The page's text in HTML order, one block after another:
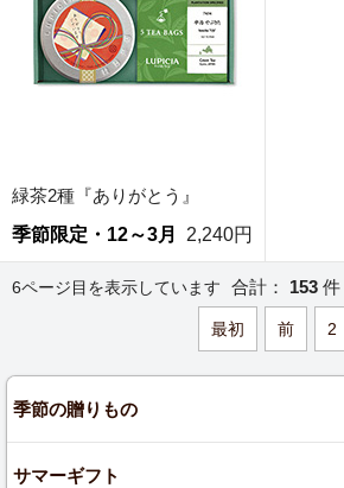
緑茶2種『ありがとう』
季節限定・12～3月
2,240円
6ページ目を表示しています 合計： 153 件
最初 前 2
季節の贈りもの
サマーギフト